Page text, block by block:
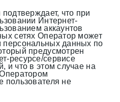
что при
Интернет-
аккаунтов
сетях Оператор может
персональных данных по
предусмотрен
ресурсе/сервисе
и что в этом случае на
пользователя не